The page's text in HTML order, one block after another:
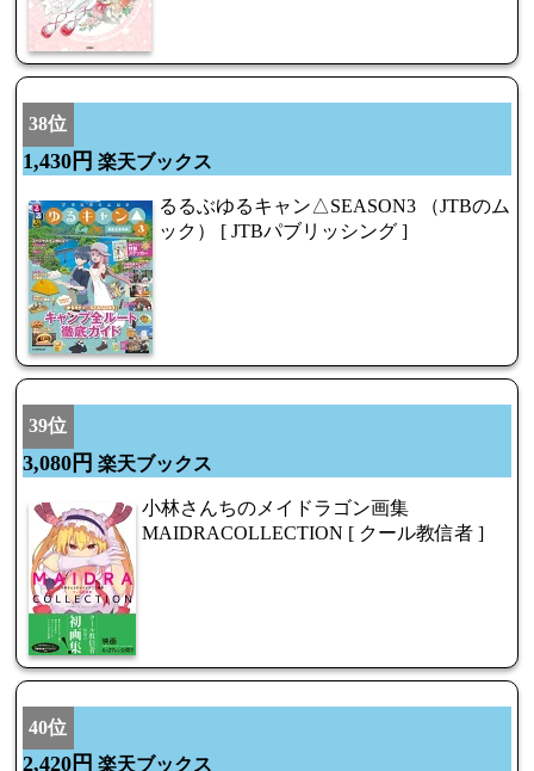
38位
1,430円 楽天ブックス
るるぶゆるキャン△SEASON3 （JTBのム
ック） [ JTBパブリッシング ]
39位
3,080円 楽天ブックス
小林さんちのメイドラゴン画集
MAIDRACOLLECTION [ クール教信者 ]
40位
2,420円 楽天ブックス